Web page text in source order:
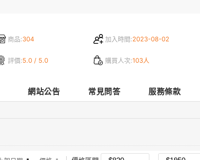
商品:304 加入時間:2023-08-02
評價:5.0 / 5.0 購買人次:103人
網站公告 常見問答 服務條款